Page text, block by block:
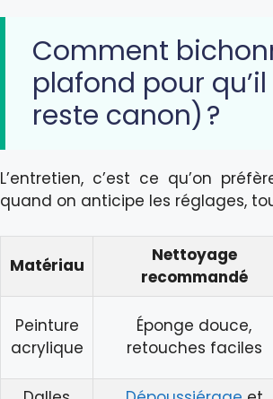
Comment
plafond pour
reste canon) ?
L’entretien, c’est ce qu’on
quand on anticipe les réglages,
Matériau
Nettoyage
recommandé
Peinture
acrylique
Éponge douce,
retouches faciles